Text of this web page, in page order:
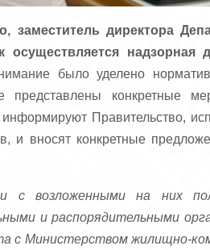
заместитель директора
осуществляется надзорная
было уделено
представлены конкретные
Правительство,
и вносят конкретные
с возложенными на них
и распорядительными
с Министерством жилищно-